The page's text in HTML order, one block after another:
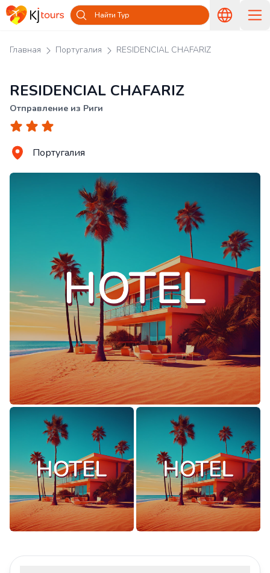
Найти Тур
Главная Португалия RESIDENCIAL CHAFARIZ
RESIDENCIAL CHAFARIZ
Отправление из Риги
Португалия